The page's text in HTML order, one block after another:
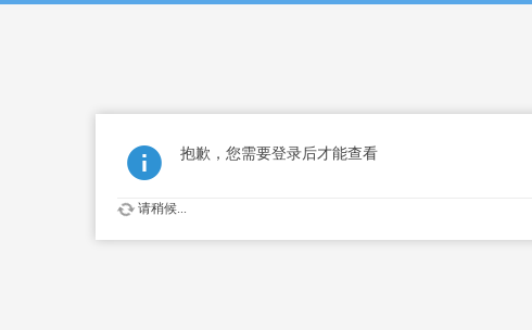
抱歉，您需要登录后才能查看
请稍候...